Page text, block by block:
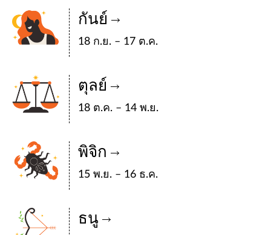
กันย์
18 ก.ย. – 17 ต.ค.
ตุลย์
18 ต.ค. – 14 พ.ย.
พิจิก
15 พ.ย. – 16 ธ.ค.
ธนู